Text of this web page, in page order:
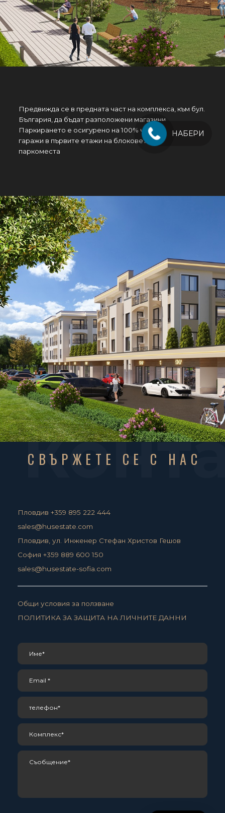
Предвижда се в предната част на комплекса, към бул.
България, да бъдат разположени магазини .
Паркирането е осигурено на 100% чрез надземни
гаражи в първите етажи на блоковете и надземни
паркоместа
СВЪРЖЕТЕ СЕ С НАС
Пловдив +359 895 222 444
sales@husestate.com
Пловдив, ул. Инженер Стефан Христов Гешов
София +359 889 600 150
sales@husestate-sofia.com
Общи условия за ползване
ПОЛИТИКА ЗА ЗАЩИТА НА ЛИЧНИТЕ ДАННИ
НАБЕРИ